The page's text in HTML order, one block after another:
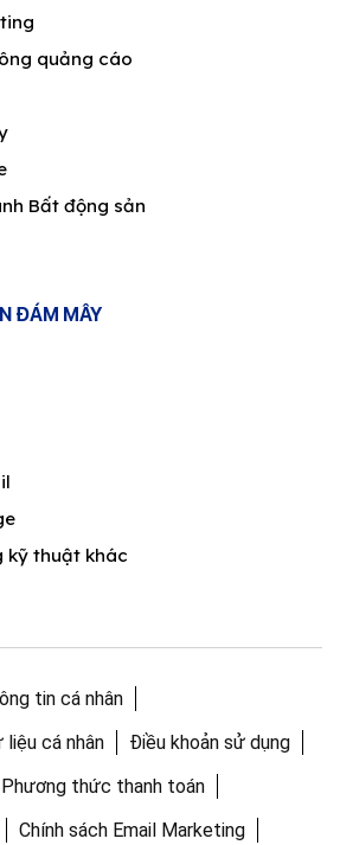
quảng cáo
Bất động sản
ĐÁM MÂY
kỹ thuật khác
tin cá nhân
liệu cá nhân
Điều khoản sử dụng
Phương thức thanh toán
Chính sách Email Marketing